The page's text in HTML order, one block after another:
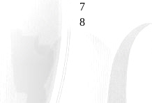
7
8